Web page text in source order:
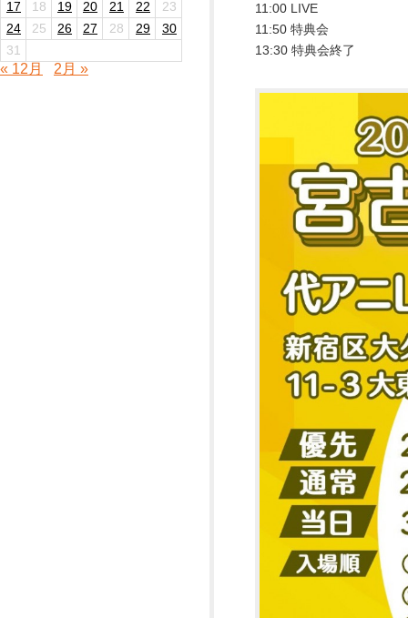
17
18 19 20 21 22
23
24
25 26 27 28 29
30
31
« 12月 2月 »
11:00 LIVE
11:50 特典会
13:30 特典会終了